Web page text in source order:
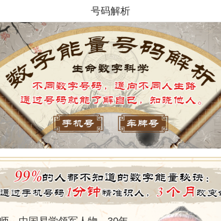
号码解析